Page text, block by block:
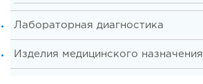
Лабораторная диагностика
Изделия медицинского назначения